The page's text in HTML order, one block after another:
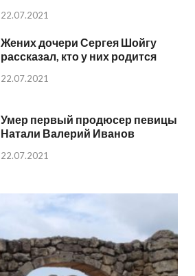
22.07.2021
Жених дочери Сергея Шойгу
рассказал, кто у них родится
22.07.2021
Умер первый продюсер певицы
Натали Валерий Иванов
22.07.2021